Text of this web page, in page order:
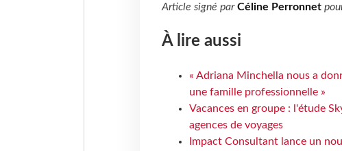
Article signé parCéline Perronnet
À lire aussi
« Adriana Minchella nous a
une famille professionnelle »
Vacances en groupe : l'étude
agences de voyages
Impact Consultant lance un